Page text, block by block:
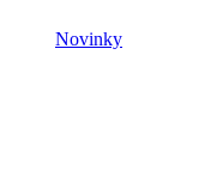
Novinky